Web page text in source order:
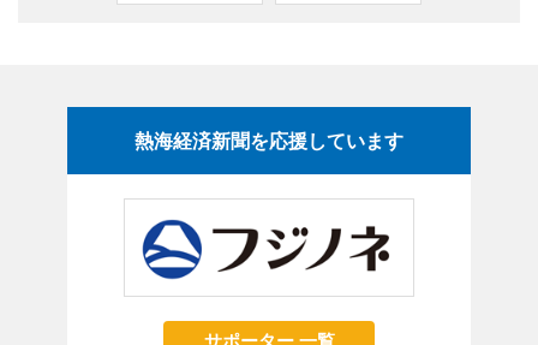
熱海経済新聞を応援しています
サポーター 一覧